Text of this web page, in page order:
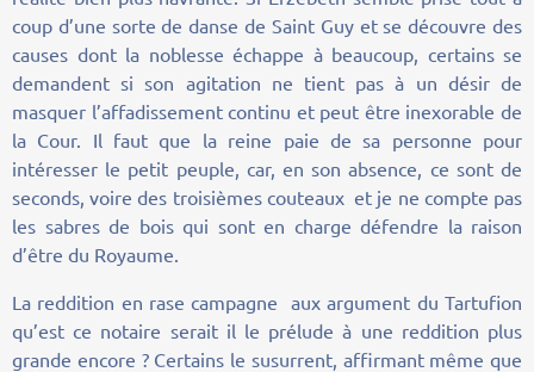
coup d’une sorte de danse de Saint Guy et se découvre des
causes dont la noblesse échappe à beaucoup, certains se
demandent si son agitation ne tient pas à un désir de
masquer l’affadissement continu et peut être inexorable de
la Cour. Il faut que la reine paie de sa personne pour
intéresser le petit peuple, car, en son absence, ce sont de
seconds, voire des troisièmes couteaux et je ne compte pas
les sabres de bois qui sont en charge défendre la raison
d’être du Royaume.
La reddition en rase campagne aux argument du Tartufion
qu’est ce notaire serait il le prélude à une reddition plus
grande encore ? Certains le susurrent, affirmant même que